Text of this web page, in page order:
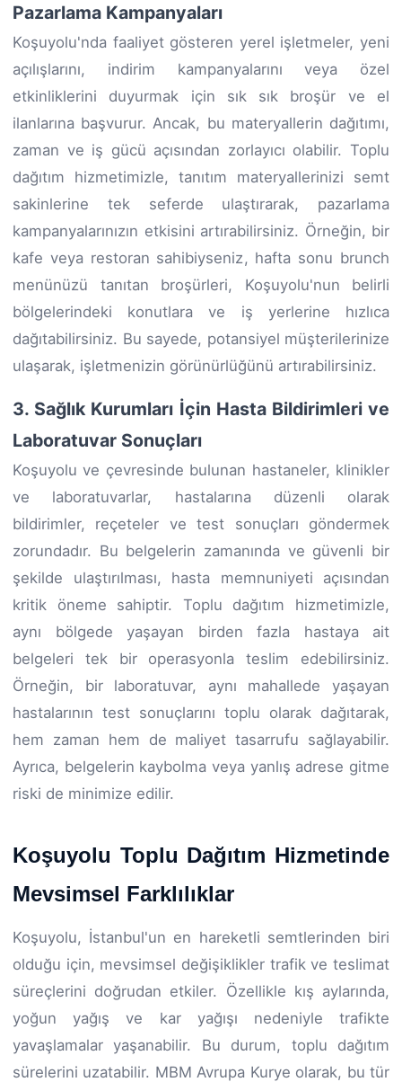
Pazarlama Kampanyaları
Koşuyolu'nda faaliyet gösteren yerel işletmeler, yeni
açılışlarını, indirim kampanyalarını veya özel
etkinliklerini duyurmak için sık sık broşür ve el
ilanlarına başvurur. Ancak, bu materyallerin dağıtımı,
zaman ve iş gücü açısından zorlayıcı olabilir. Toplu
dağıtım hizmetimizle, tanıtım materyallerinizi semt
sakinlerine tek seferde ulaştırarak, pazarlama
kampanyalarınızın etkisini artırabilirsiniz. Örneğin, bir
kafe veya restoran sahibiyseniz, hafta sonu brunch
menünüzü tanıtan broşürleri, Koşuyolu'nun belirli
bölgelerindeki konutlara ve iş yerlerine hızlıca
dağıtabilirsiniz. Bu sayede, potansiyel müşterilerinize
ulaşarak, işletmenizin görünürlüğünü artırabilirsiniz.
3. Sağlık Kurumları İçin Hasta Bildirimleri ve
Laboratuvar Sonuçları
Koşuyolu ve çevresinde bulunan hastaneler, klinikler
ve laboratuvarlar, hastalarına düzenli olarak
bildirimler, reçeteler ve test sonuçları göndermek
zorundadır. Bu belgelerin zamanında ve güvenli bir
şekilde ulaştırılması, hasta memnuniyeti açısından
kritik öneme sahiptir. Toplu dağıtım hizmetimizle,
aynı bölgede yaşayan birden fazla hastaya ait
belgeleri tek bir operasyonla teslim edebilirsiniz.
Örneğin, bir laboratuvar, aynı mahallede yaşayan
hastalarının test sonuçlarını toplu olarak dağıtarak,
hem zaman hem de maliyet tasarrufu sağlayabilir.
Ayrıca, belgelerin kaybolma veya yanlış adrese gitme
riski de minimize edilir.
Koşuyolu Toplu Dağıtım Hizmetinde
Mevsimsel Farklılıklar
Koşuyolu, İstanbul'un en hareketli semtlerinden biri
olduğu için, mevsimsel değişiklikler trafik ve teslimat
süreçlerini doğrudan etkiler. Özellikle kış aylarında,
yoğun yağış ve kar yağışı nedeniyle trafikte
yavaşlamalar yaşanabilir. Bu durum, toplu dağıtım
sürelerini uzatabilir. MBM Avrupa Kurye olarak, bu tür